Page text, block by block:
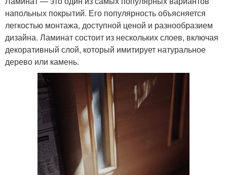
напольных покрытий. Его популярность объясняется
легкостью монтажа, доступной ценой и разнообразием
дизайна. Ламинат состоит из нескольких слоев, включая
декоративный слой, который имитирует натуральное
дерево или камень.